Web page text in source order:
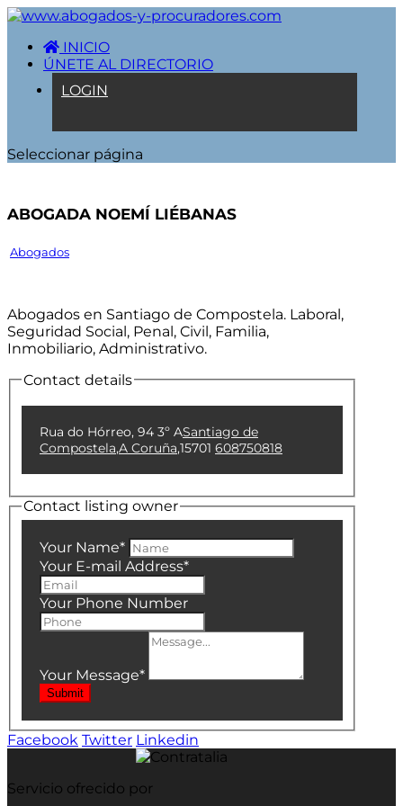
INICIO
ÚNETE AL DIRECTORIO
LOGIN
Seleccionar página
Abogada Noemí Liébanas
Abogados
Abogados en Santiago de Compostela. Laboral,
Seguridad Social, Penal, Civil, Familia,
Inmobiliario, Administrativo.
Contact details
Rua do Hórreo, 94 3º ASantiago de
Compostela,A Coruña,15701 608750818
Contact listing owner
Your Name*
Your E-mail Address*
Your Phone Number
Your Message*
Submit
Facebook Twitter Linkedin
Servicio ofrecido por